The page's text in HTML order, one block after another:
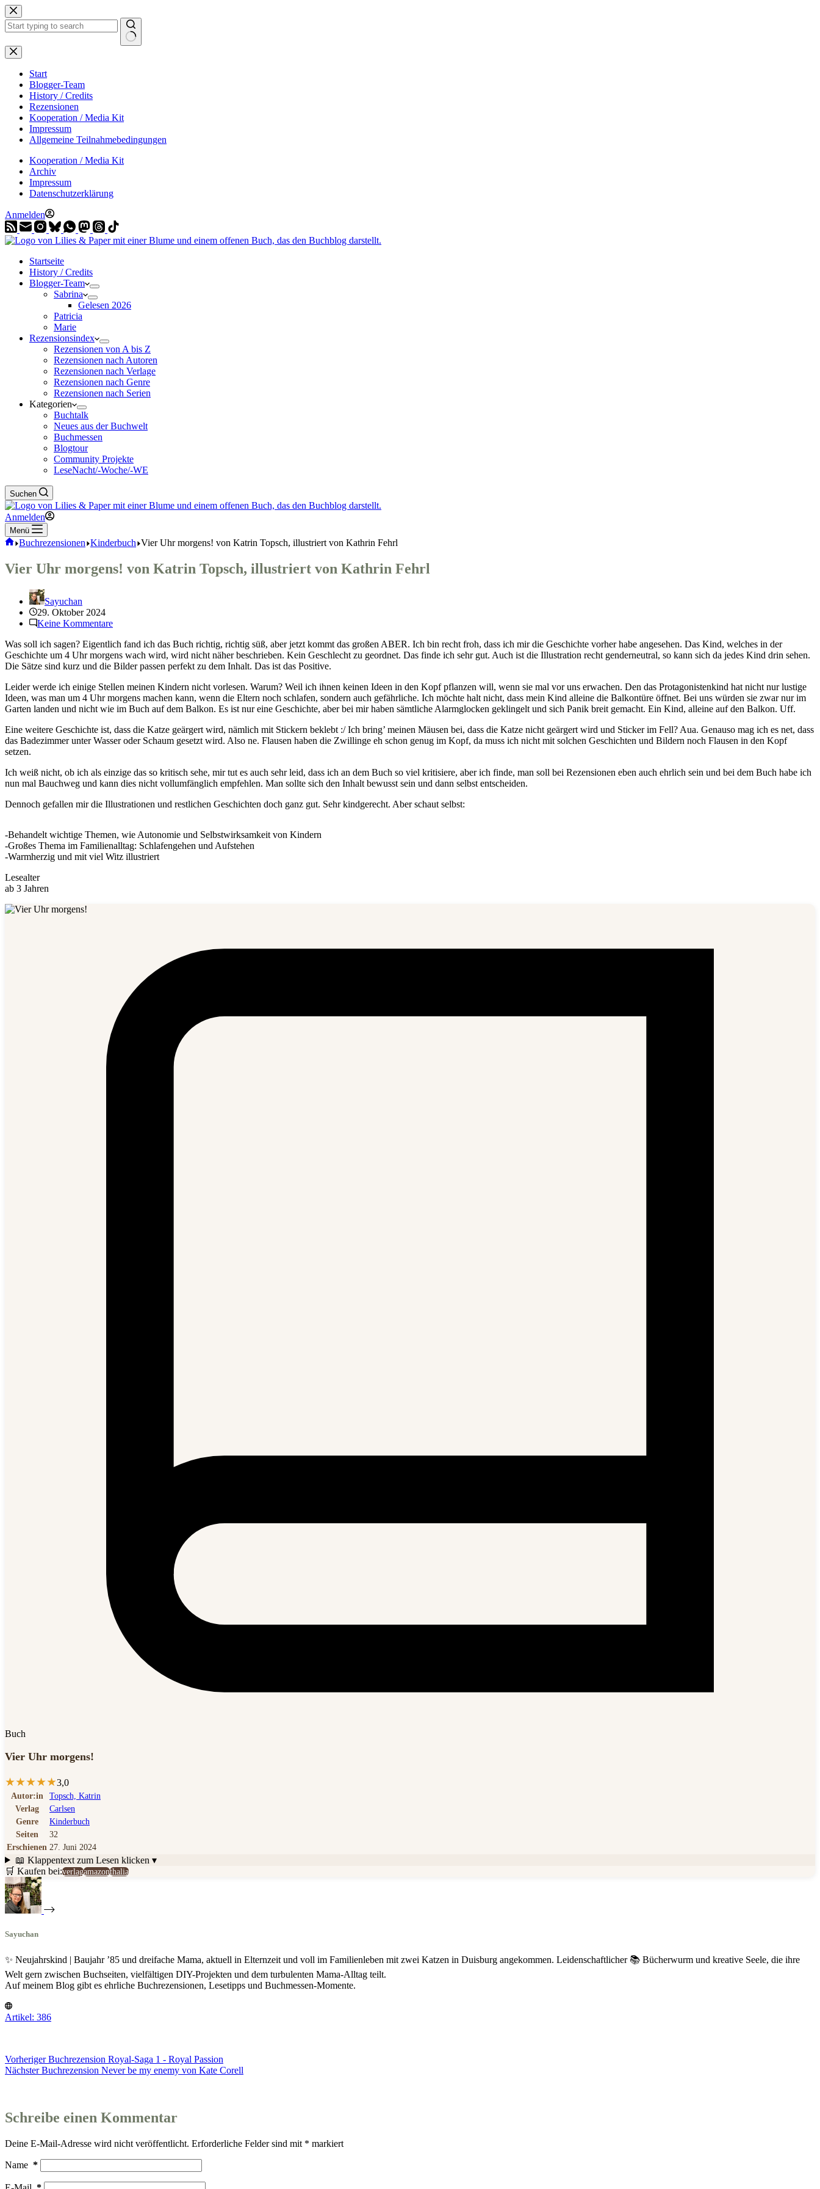
Zum
Inhalt
springen
Start
Blogger-Team
History / Credits
Rezensionen
Kooperation / Media Kit
Impressum
Allgemeine Teilnahmebedingungen
Kooperation / Media Kit
Archiv
Impressum
Datenschutzerklärung
Anmelden
Startseite
History / Credits
Blogger-Team
Sabrina
Gelesen 2026
Patricia
Marie
Rezensionsindex
Rezensionen von A bis Z
Rezensionen nach Autoren
Rezensionen nach Verlage
Rezensionen nach Genre
Rezensionen nach Serien
Kategorien
Buchtalk
Neues aus der Buchwelt
Buchmessen
Blogtour
Community Projekte
LeseNacht/-Woche/-WE
Suchen
Anmelden
Menü
Start
Buchrezensionen Kinderbuch Vier Uhr morgens! von Katrin Topsch, illustriert von Kathrin Fehrl
Vier Uhr morgens! von Katrin Topsch, illustriert von Kathrin Fehrl
Sayuchan
29. Oktober 2024
Keine Kommentare
Was soll ich sagen? Eigentlich fand ich das Buch richtig, richtig süß, aber jetzt kommt das großen ABER. Ich bin recht froh, dass ich mir die Geschichte vorher habe angesehen. Das Kind, welches in der
Geschichte um 4 Uhr morgens wach wird, wird nicht näher beschrieben. Kein Geschlecht zu geordnet. Das finde ich sehr gut. Auch ist die Illustration recht genderneutral, so kann sich da jedes Kind drin sehen.
Die Sätze sind kurz und die Bilder passen perfekt zu dem Inhalt. Das ist das Positive.
Leider werde ich einige Stellen meinen Kindern nicht vorlesen. Warum? Weil ich ihnen keinen Ideen in den Kopf pflanzen will, wenn sie mal vor uns erwachen. Den das Protagonistenkind hat nicht nur lustige
Ideen, was man um 4 Uhr morgens machen kann, wenn die Eltern noch schlafen, sondern auch gefährliche. Ich möchte halt nicht, dass mein Kind alleine die Balkontüre öffnet. Bei uns würden sie zwar nur im
Garten landen und nicht wie im Buch auf dem Balkon. Es ist nur eine Geschichte, aber bei mir haben sämtliche Alarmglocken geklingelt und sich Panik breit gemacht. Ein Kind, alleine auf den Balkon. Uff.
Eine weitere Geschichte ist, dass die Katze geärgert wird, nämlich mit Stickern beklebt :/ Ich bring’ meinen Mäusen bei, dass die Katze nicht geärgert wird und Sticker im Fell? Aua. Genauso mag ich es net, dass
das Badezimmer unter Wasser oder Schaum gesetzt wird. Also ne. Flausen haben die Zwillinge eh schon genug im Kopf, da muss ich nicht mit solchen Geschichten und Bildern noch Flausen in den Kopf
setzen.
Ich weiß nicht, ob ich als einzige das so kritisch sehe, mir tut es auch sehr leid, dass ich an dem Buch so viel kritisiere, aber ich finde, man soll bei Rezensionen eben auch ehrlich sein und bei dem Buch habe ich
nun mal Bauchweg und kann dies nicht vollumfänglich empfehlen. Man sollte sich den Inhalt bewusst sein und dann selbst entscheiden.
Dennoch gefallen mir die Illustrationen und restlichen Geschichten doch ganz gut. Sehr kindgerecht. Aber schaut selbst:
-Behandelt wichtige Themen, wie Autonomie und Selbstwirksamkeit von Kindern
-Großes Thema im Familienalltag: Schlafengehen und Aufstehen
-Warmherzig und mit viel Witz illustriert
Lesealter
ab 3 Jahren
Buch
Vier Uhr morgens!
★★★★★3,0
Autor:in
Topsch, Katrin
Verlag
Carlsen
Genre
Kinderbuch
Seiten
32
Erschienen 27. Juni 2024
📖 Klappentext zum Lesen klicken ▾
🛒 Kaufen bei:verlagamazonthalia
Sayuchan
✨ Neujahrskind | Baujahr ’85 und dreifache Mama, aktuell in Elternzeit und voll im Familienleben mit zwei Katzen in Duisburg angekommen. Leidenschaftlicher 📚 Bücherwurm und kreative Seele, die ihre
Welt gern zwischen Buchseiten, vielfältigen DIY-Projekten und dem turbulenten Mama-Alltag teilt.
Auf meinem Blog gibt es ehrliche Buchrezensionen, Lesetipps und Buchmessen-Momente.
Artikel: 386
VorherigerBuchrezension Royal-Saga 1 - Royal Passion
NächsterBuchrezension Never be my enemy von Kate Corell
Schreibe einen Kommentar
Deine E-Mail-Adresse wird nicht veröffentlicht. Erforderliche Felder sind mit * markiert
Name *